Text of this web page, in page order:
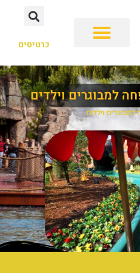
כרטיסים
למבוגרים וילדים
וילדים